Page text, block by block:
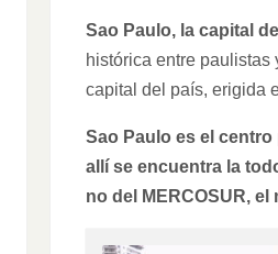
Sao Paulo, la capital
histórica entre
capital del país, erigida
Sao Paulo es el
allí se encuentra la
no del MERCOSUR,